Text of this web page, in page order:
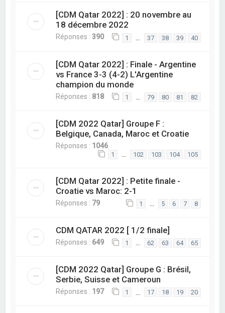
[CDM Qatar 2022] : 20 novembre au
18 décembre 2022
Réponses :390 1 37 38 39 40
[CDM Qatar 2022] : Finale - Argentine
vs France 3-3 (4-2) L'Argentine
champion du monde
Réponses : 818 1 79 80 81 82
[CDM 2022 Qatar] Groupe F :
Belgique, Canada, Maroc et Croatie
Réponses : 1046
1 102 103 104 105
[CDM Qatar 2022] : Petite finale -
Croatie vs Maroc: 2-1
Réponses : 79 1 5 6 7 8
CDM QATAR 2022 [ 1/2 finale]
Réponses : 649 1 … 62 63 64 65
[CDM 2022 Qatar] Groupe G : Brésil,
Serbie, Suisse et Cameroun
Réponses : 197 1 17 18 19 20